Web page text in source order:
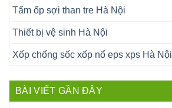
Tấm ốp sợi than tre Hà Nội
Thiết bị vệ sinh Hà Nội
Xốp chống sốc xốp nổ eps xps Hà Nội
BÀI VIẾT GẦN ĐÂY